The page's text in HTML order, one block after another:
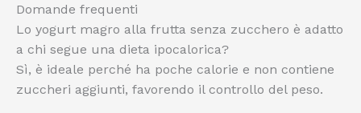
Domande frequenti
Lo yogurt magro alla frutta senza zucchero è adatto
a chi segue una dieta ipocalorica?
Sì, è ideale perché ha poche calorie e non contiene
zuccheri aggiunti, favorendo il controllo del peso.